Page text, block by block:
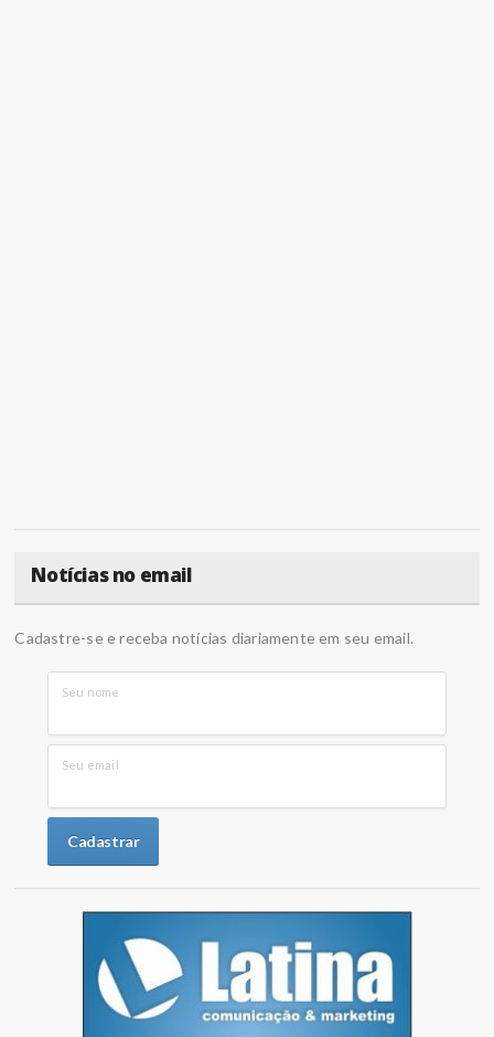
Notícias no email
Cadastre-se e receba notícias diariamente em seu email.
Seu nome
Seu email